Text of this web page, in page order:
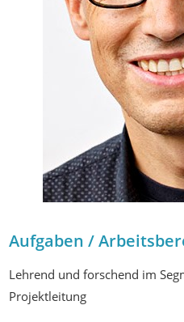
Aufgaben /
Lehrend und forschend im
Projektleitung